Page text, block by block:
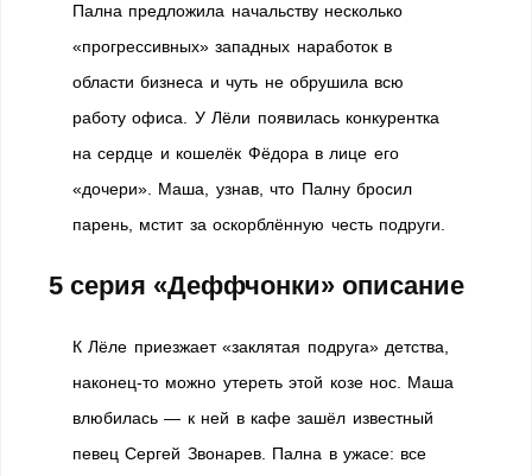
Пална предложила начальству несколько
«прогрессивных» западных наработок в
области бизнеса и чуть не обрушила всю
работу офиса. У Лёли появилась конкурентка
на сердце и кошелёк Фёдора в лице его
«дочери». Маша, узнав, что Палну бросил
парень, мстит за оскорблённую честь подруги.
5 серия «Деффчонки» описание
К Лёле приезжает «заклятая подруга» детства,
наконец-то можно утереть этой козе нос. Маша
влюбилась — к ней в кафе зашёл известный
певец Сергей Звонарев. Пална в ужасе: все